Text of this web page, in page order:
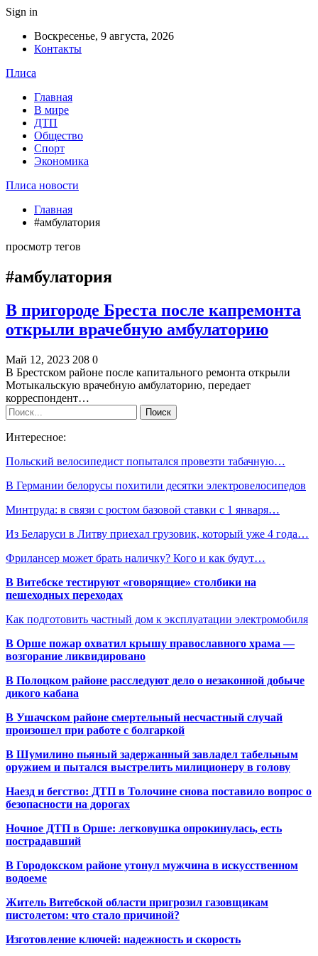
Sign in
Воскресенье, 9 августа, 2026
Контакты
Плиса
Главная
В мире
ДТП
Общество
Спорт
Экономика
Плиса новости
Главная
#амбулатория
просмотр тегов
#амбулатория
В пригороде Бреста после капремонта
открыли врачебную амбулаторию
Май 12, 2023 208 0
В Брестском районе после капитального ремонта открыли
Мотыкальскую врачебную амбулаторию, передает
корреспондент…
Интересное:
Польский велосипедист попытался провезти табачную…
В Германии белорусы похитили десятки электровелосипедов
Минтруда: в связи с ростом базовой ставки с 1 января…
Из Беларуси в Литву приехал грузовик, который уже 4 года…
Фрилансер может брать наличку? Кого и как будут…
В Витебске тестируют «говорящие» столбики на
пешеходных переходах
Как подготовить частный дом к эксплуатации электромобиля
В Орше пожар охватил крышу православного храма —
возгорание ликвидировано
В Полоцком районе расследуют дело о незаконной добыче
дикого кабана
В Ушачском районе смертельный несчастный случай
произошел при работе с болгаркой
В Шумилино пьяный задержанный завладел табельным
оружием и пытался выстрелить милиционеру в голову
Наезд и бегство: ДТП в Толочине снова поставило вопрос о
безопасности на дорогах
Ночное ДТП в Орше: легковушка опрокинулась, есть
пострадавший
В Городокском районе утонул мужчина в искусственном
водоеме
Житель Витебской области пригрозил газовщикам
пистолетом: что стало причиной?
Изготовление ключей: надежность и скорость